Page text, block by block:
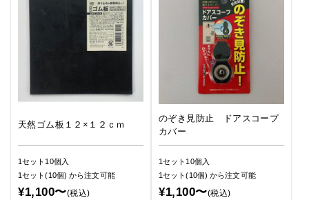
天然ゴム板１２×１２ｃｍ
1セット10個入
1セット(10個)から注文可能
¥1,100〜(税込)
のぞき見防止 ドアスコープ
カバー
1セット10個入
1セット(10個)から注文可能
¥1,100〜(税込)